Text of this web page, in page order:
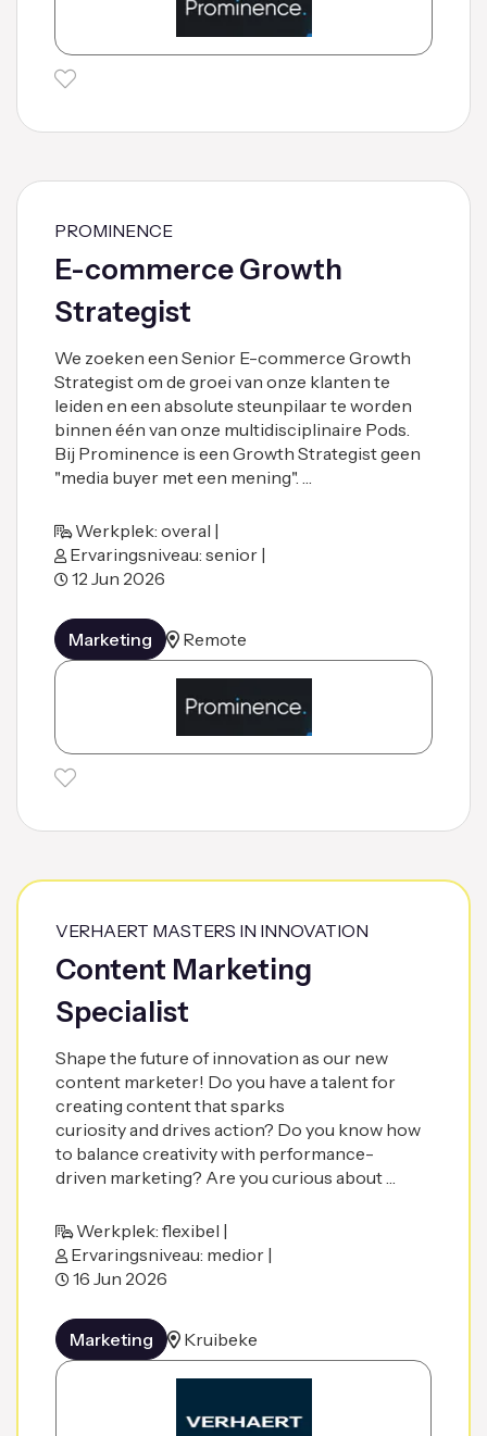
PROMINENCE
E-commerce Growth
Strategist
We zoeken een Senior E-commerce Growth
Strategist om de groei van onze klanten te
leiden en een absolute steunpilaar te worden
binnen één van onze multidisciplinaire Pods.
Bij Prominence is een Growth Strategist geen
"media buyer met een mening". …
Werkplek: overal |
Ervaringsniveau: senior |
12 Jun 2026
Marketing Remote
VERHAERT MASTERS IN INNOVATION
Content Marketing
Specialist
Shape the future of innovation as our new
content marketer! Do you have a talent for
creating content that sparks
curiosity and drives action? Do you know how
to balance creativity with performance-
driven marketing? Are you curious about …
Werkplek: flexibel |
Ervaringsniveau: medior |
16 Jun 2026
Marketing Kruibeke